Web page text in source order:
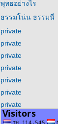
พุทธอย่างไร
ธรรมโน่น ธรรมนี่
private
private
private
private
private
private
private